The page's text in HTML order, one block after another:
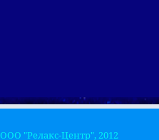
ООО "Релакс-Центр", 2012